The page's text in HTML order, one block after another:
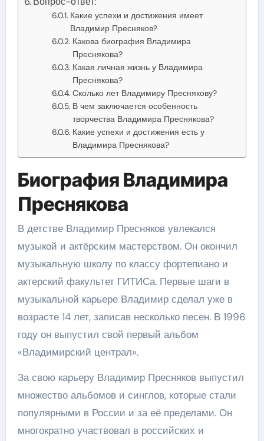
Какие успехи и достижения имеет
Владимир Пресняков?
Какова биография Владимира
Преснякова?
Какая личная жизнь у Владимира
Преснякова?
Сколько лет Владимиру Преснякову?
В чем заключается особенность
творчества Владимира Преснякова?
Какие успехи и достижения есть у
Владимира Преснякова?
Биография Владимира
Преснякова
В детстве Владимир Пресняков увлекался
музыкой и актёрским мастерством. Он окончил
музыкальную школу по классу фортепиано и
актерский факультет ГИТИСа. Первые шаги в
музыкальной карьере Владимир сделал уже в
возрасте 14 лет, записав несколько песен. В 1996
году он выпустил свой первый альбом
«Владимирский централ».
За свою карьеру Владимир Пресняков выпустил
множество альбомов и синглов, которые стали
популярными в России и за её пределами. Он
многократно участвовал в российских и